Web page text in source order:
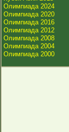
Олимпиада 2024
Олимпиада 2020
Олимпиада 2016
Олимпиада 2012
Олимпиада 2008
Олимпиада 2004
Олимпиада 2000